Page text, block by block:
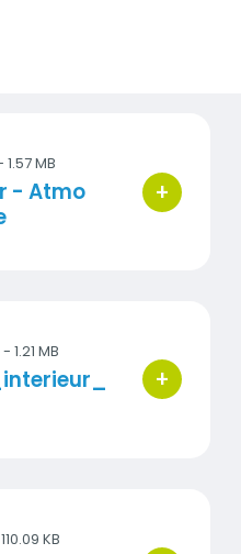
MB
- Atmo
+
bouton
MB
+
bouton
KB